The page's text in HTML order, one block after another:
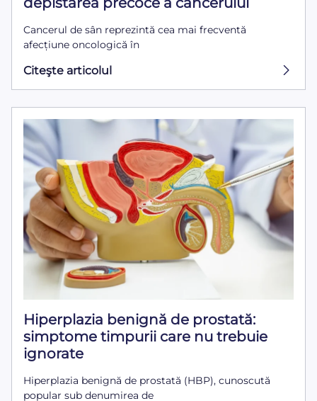
Cancerul de sân reprezintă cea mai frecventă
afecțiune oncologică în
Citeşte articolul
Hiperplazia benignă de prostată:
simptome timpurii care nu trebuie
ignorate
Hiperplazia benignă de prostată (HBP), cunoscută
popular sub denumirea de